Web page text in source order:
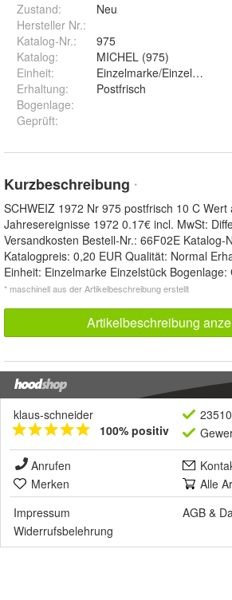
Zustand:
Neu
Hersteller Nr.:
Katalog-Nr.:
975
Katalog:
MICHEL (975)
Einheit:
Einzelmarke/Einzelstück
Erhaltung:
Postfrisch
Bogenlage:
Geprüft:
Kurzbeschreibung *
SCHWEIZ 1972 Nr 975 postfrisch 10 C
Jahresereignisse 1972 0.17€ incl. MwSt:
Versandkosten Bestell-Nr.: 66F02E Katalog-
Katalogpreis: 0,20 EUR Qualität: Normal
Einheit: Einzelmarke Einzelstück Bogenlage:
* maschinell aus der Artikelbeschreibung erstellt
Artikelbeschreibung
klaus-schneider
100% positiv
Anrufen
Merken
Alle
Impressum
AGB &
Widerrufsbelehrung